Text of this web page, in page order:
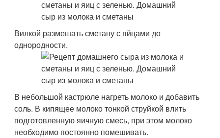
Вилкой размешать сметану с яйцами до
однородности.
В небольшой кастрюле нагреть молоко и добавить
соль. В кипящее молоко тонкой струйкой влить
подготовленную яичную смесь, при этом молоко
необходимо постоянно помешивать.